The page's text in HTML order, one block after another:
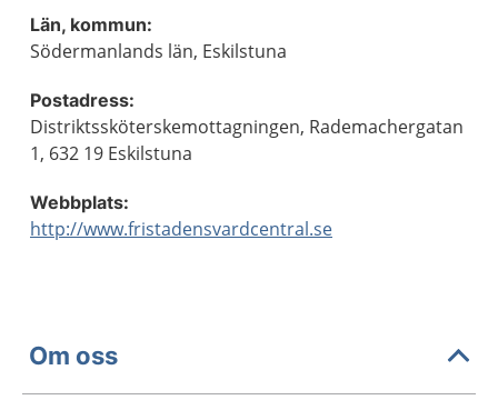
Län, kommun:
Södermanlands län, Eskilstuna
Postadress:
Distriktssköterskemottagningen, Rademachergatan
1, 632 19 Eskilstuna
Webbplats:
http://www.fristadensvardcentral.se
Om oss